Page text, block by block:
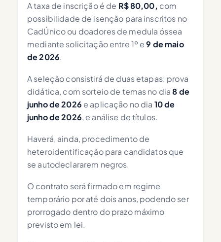
A taxa de inscrição é de R$ 80,00, com
possibilidade de isenção para inscritos no
CadÚnico ou doadores de medula óssea
mediante solicitação entre 1º e9 de maio
de 2026.
A seleção consistirá de duas etapas: prova
didática, com sorteio de temas no dia8 de
junho de 2026 e aplicação no dia 10 de
junho de 2026, e análise de títulos.
Haverá, ainda, procedimento de
heteroidentificação para candidatos que
se autodeclararem negros.
O contrato será firmado em regime
temporário por até dois anos, podendo ser
prorrogado dentro do prazo máximo
previsto em lei.